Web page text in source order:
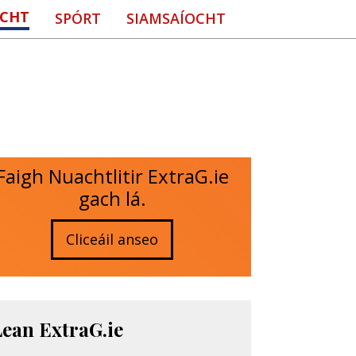
SPÓRT SIAMSAÍOCHT
Nuachtlitir ExtraG.ie
gach lá.
Cliceáil anseo
ExtraG.ie